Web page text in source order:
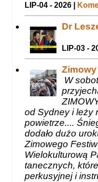
LIP-04 - 2026 |
Dr
LIP-03 -
W
od Sydney i leży
powietrze....
dodało dużo
Zimowego
Wielokulturową
tanecznych,
perkusyjnej i